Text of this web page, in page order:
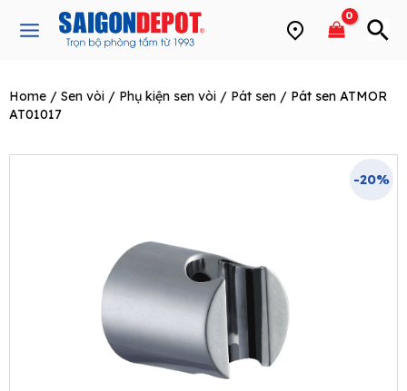
Main
Home / Sen vòi / Phụ kiện sen vòi / Pát sen / Pát sen ATMOR
AT01017
-20%